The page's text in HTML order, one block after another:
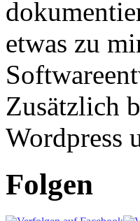
etwas zu
Zusätzlich
Wordpress
Folgen